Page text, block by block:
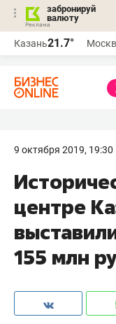
забронируй
валюту
Казань21.7°
9 октября 2019, 19:30
центре
155 млн